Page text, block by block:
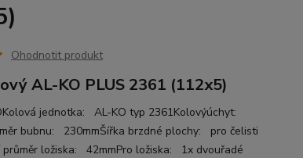
Ohodnotit produkt
AL-KO PLUS 2361 (112x5)
jednotka: AL-KO typ 2361Kolovýúchyt:
bubnu: 230mmŠířka brzdné plochy: pro čelisti
průměr ložiska: 42mmPro ložiska: 1x dvouřadé